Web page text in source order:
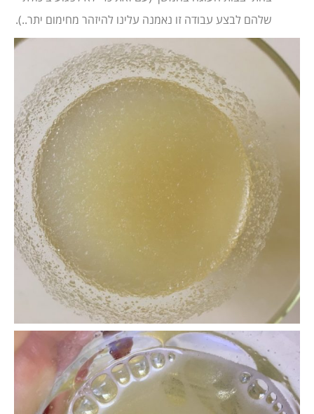
שלהם לבצע עבודה זו נאמנה עלינו להיזהר מחימום יתר..).